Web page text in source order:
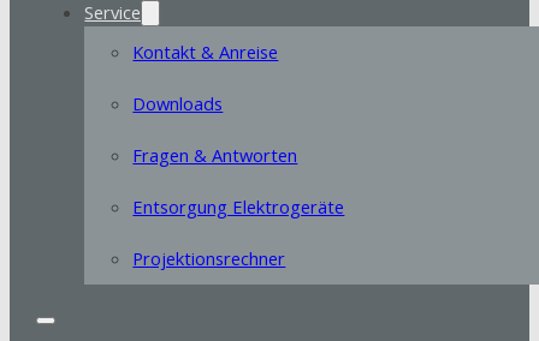
Service
Kontakt & Anreise
Downloads
Fragen & Antworten
Entsorgung Elektrogeräte
Projektionsrechner